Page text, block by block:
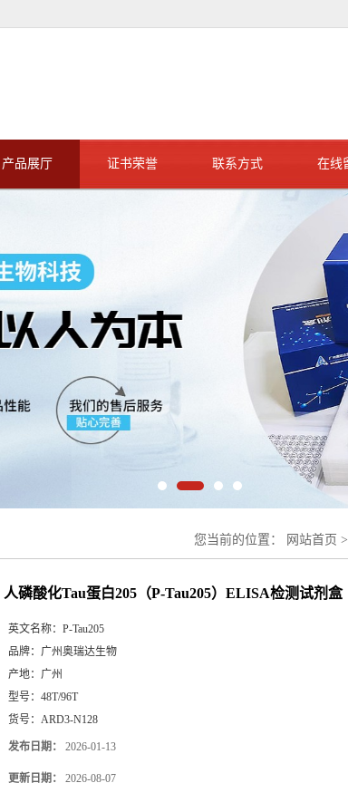
产品展厅 证书荣誉 联系方式 在线
您当前的位置： 网站首页 >
人磷酸化Tau蛋白205（P-Tau205）ELISA检测试剂盒
英文名称： P-Tau205
品牌： 广州奥瑞达生物
产地： 广州
型号： 48T/96T
货号： ARD3-N128
发布日期： 2026-01-13
更新日期： 2026-08-07